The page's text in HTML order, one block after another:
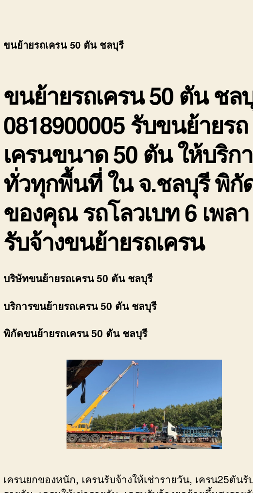
ขนย้ายรถเครน 50 ตัน ชลบุรี
ขนย้ายรถเครน 50 ตัน ชล
0818900005 รับขนย้ายรถ
เครนขนาด 50 ตัน ให้บริก
ทั่วทุกพื้นที่ ใน จ.ชลบุรี พิกั
ของคุณ รถโลวเบท 6 เพลา
รับจ้างขนย้ายรถเครน
บริษัทขนย้ายรถเครน 50 ตัน ชลบุรี
บริการขนย้ายรถเครน 50 ตัน ชลบุรี
พิกัดขนย้ายรถเครน 50 ตัน ชลบุรี
เครนยกของหนัก, เครนรับจ้างให้เช่ารายวัน, เครน25ตันรั